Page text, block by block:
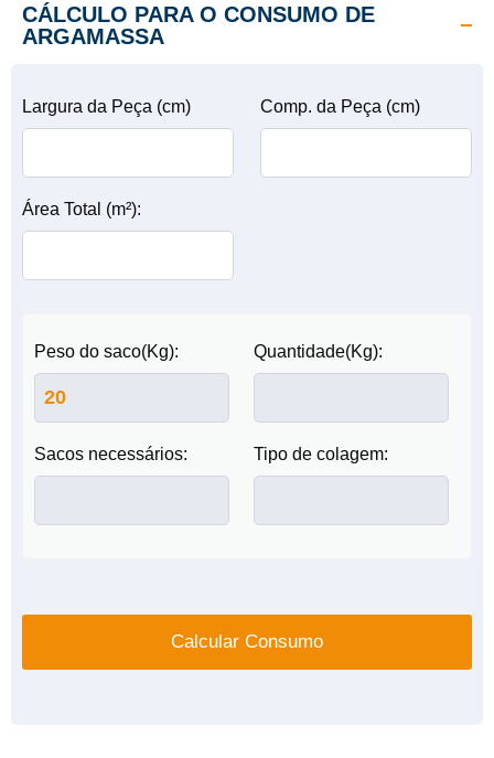
CÁLCULO PARA O CONSUMO DE
ARGAMASSA
Largura da Peça (cm) Comp. da Peça (cm)
Área Total (m²):
Peso do saco(Kg): Quantidade(Kg):
Sacos necessários: Tipo de colagem:
Calcular Consumo